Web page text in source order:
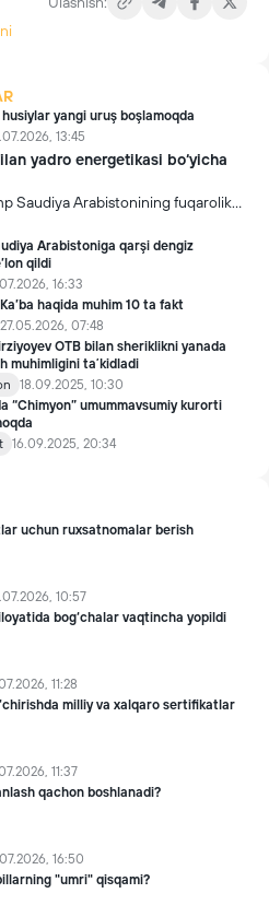
husiylar yangi uruş boşlamoqda
13:45
yadro energetikasi bo‘yicha
Saudiya Arabistonining fuqarolik
yo‘l ochuvchi muhim
yilga mo‘ljallangan bitim qiymati
Arabistoniga qarşi dengiz
qildi
16:33
haqida muhim 10 ta fakt
27.05.2026, 07:48
OTB bilan sheriklikni yanada
muhimligini taʼkidladi
18.09.2025, 10:30
“Chimyon” umummavsumiy kurorti
16.09.2025, 20:34
uchun ruxsatnomalar berish
10:57
bog‘chalar vaqtincha yopildi
11:28
milliy va xalqaro sertifikatlar
11:37
qachon boshlanadi?
16:50
"umri" qisqami?